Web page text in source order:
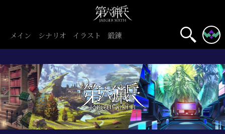
メイン シナリオ イラスト 鍛錬
団員募集中